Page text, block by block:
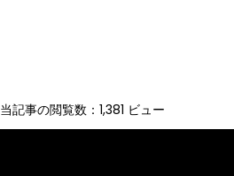
当記事の閲覧数：1,381 ビュー